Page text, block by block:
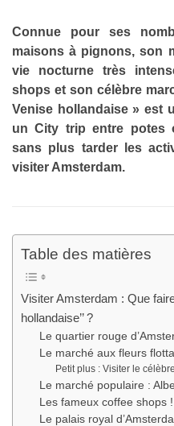
Connue pour ses
maisons à pignons, son
vie nocturne très
shops et son célèbre
Venise hollandaise » est
un City trip entre potes
sans plus tarder les
visiter Amsterdam.
Table des matières
Visiter Amsterdam : Que
hollandaise’’ ?
Le quartier rouge
Le marché aux fleurs
Petit plus : Visiter le
Le marché populaire :
Les fameux coffee shops !
Le palais royal